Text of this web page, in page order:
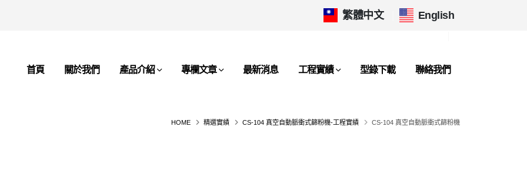
繁體中文 English
首頁 關於我們 產品介紹 專欄文章 最新消息 工程實績 型錄下載 聯絡我們
HOME 精選實績 CS-104 真空自動脈衝式篩粉機-工程實績 CS-104 真空自動脈衝式篩粉機